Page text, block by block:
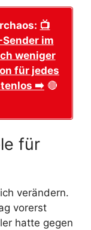
📺
im
weniger
für jedes
➡️ 🔴
für
verändern.
vorerst
hatte gegen